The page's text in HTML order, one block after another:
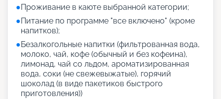
●Проживание в каюте выбранной категории;
●Питание по программе "все включено" (кроме
напитков);
●Безалкогольные напитки (фильтрованная вода,
молоко, чай, кофе (обычный и без кофеина),
лимонад, чай со льдом, ароматизированная
вода, соки (не свежевыжатые), горячий
шоколад (в виде пакетиков быстрого
приготовления))